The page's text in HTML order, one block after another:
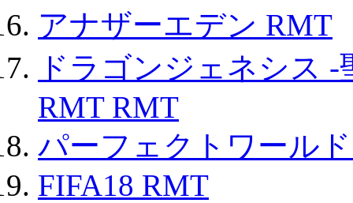
アナザーエデン RMT
ドラゴンジェネシス
RMT RMT
パーフェクトワール
FIFA18 RMT